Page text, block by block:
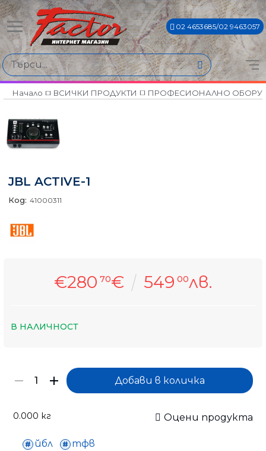
02 4653685/02 9463057
Начало ВСИЧКИ ПРОДУКТИ ПРОФЕСИОНАЛНО
JBL ACTIVE-1
Код: 41000311
€280 70€ 549 00лв.
В НАЛИЧНОСТ
0.000 кг Оцени продукта
йбл тфв